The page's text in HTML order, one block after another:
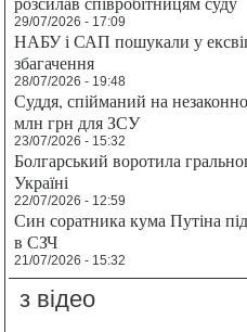
29/07/2026 - 17:09
НАБУ і САП пошукали у
збагачення
28/07/2026 - 19:48
Суддя, спійманий на
млн грн для ЗСУ
23/07/2026 - 15:32
Болгарський воротила
Україні
22/07/2026 - 12:59
Син соратника кума Путіна
в СЗЧ
21/07/2026 - 15:32
з відео